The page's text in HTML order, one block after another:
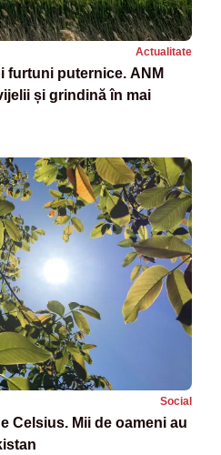
Actualitate
furtuni puternice. ANM
și grindină în mai
Social
Celsius. Mii de oameni au